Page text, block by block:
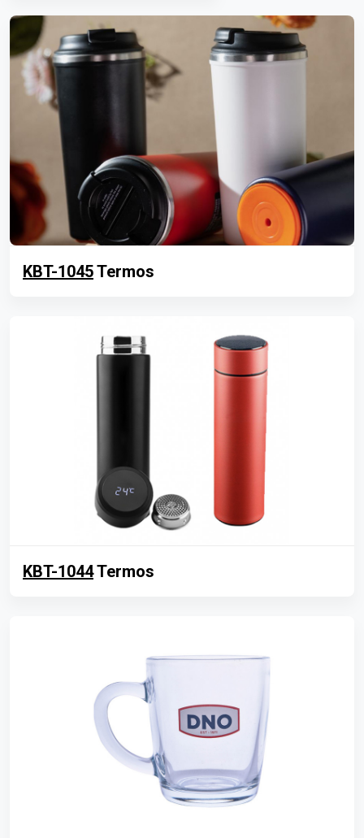
KBT-1045Termos
KBT-1044Termos